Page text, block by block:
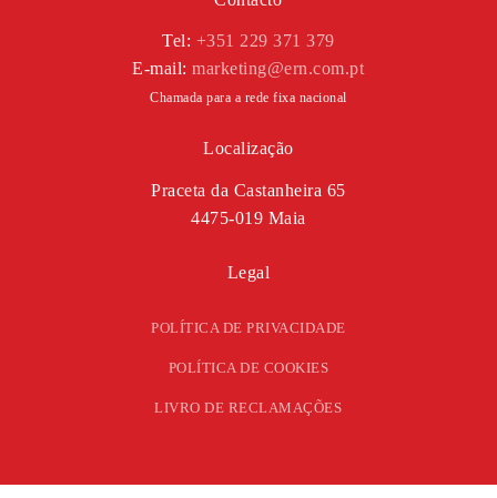
Tel: +351 229 371 379
E-mail:marketing@ern.com.pt
Chamada para a rede fixa nacional
Localização
Praceta da Castanheira 65
4475-019 Maia
Legal
POLÍTICA DE PRIVACIDADE
POLÍTICA DE COOKIES
LIVRO DE RECLAMAÇÕES
ENVIE-NOS O SEU PEDIDO DE ORÇAMENTO